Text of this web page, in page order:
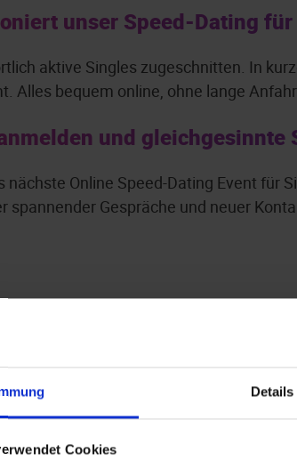
Details
Cookies
unser Speed-Dating
aktive Singles zugeschnitten. In
Alles bequem online, ohne lange
und
Online Speed-Dating Event für
spannender Gespräche und neuer